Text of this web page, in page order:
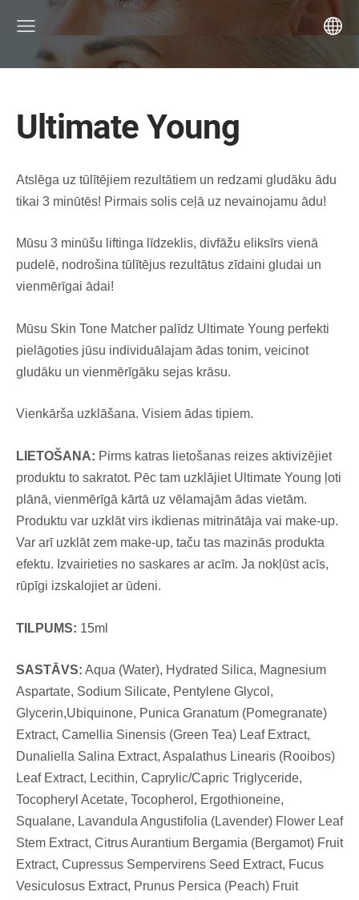
Ultimate Young
Atslēga uz tūlītējiem rezultātiem un redzami gludāku ādu
tikai 3 minūtēs! Pirmais solis ceļā uz nevainojamu ādu!
Mūsu 3 minūšu liftinga līdzeklis, divfāžu eliksīrs vienā
pudelē, nodrošina tūlītējus rezultātus zīdaini gludai un
vienmērīgai ādai!
Mūsu Skin Tone Matcher palīdz Ultimate Young perfekti
pielāgoties jūsu individuālajam ādas tonim, veicinot
gludāku un vienmērīgāku sejas krāsu.
Vienkārša uzklāšana. Visiem ādas tipiem.
LIETOŠANA: Pirms katras lietošanas reizes aktivizējiet
produktu to sakratot. Pēc tam uzklājiet Ultimate Young ļoti
plānā, vienmērīgā kārtā uz vēlamajām ādas vietām.
Produktu var uzklāt virs ikdienas mitrinātāja vai make-up.
Var arī uzklāt zem make-up, taču tas mazinās produkta
efektu. Izvairieties no saskares ar acīm. Ja nokļūst acīs,
rūpīgi izskalojiet ar ūdeni.
TILPUMS: 15ml
SASTĀVS: Aqua (Water), Hydrated Silica, Magnesium
Aspartate, Sodium Silicate, Pentylene Glycol,
Glycerin,Ubiquinone, Punica Granatum (Pomegranate)
Extract, Camellia Sinensis (Green Tea) Leaf Extract,
Dunaliella Salina Extract, Aspalathus Linearis (Rooibos)
Leaf Extract, Lecithin, Caprylic/Capric Triglyceride,
Tocopheryl Acetate, Tocopherol, Ergothioneine,
Squalane, Lavandula Angustifolia (Lavender) Flower Leaf
Stem Extract, Citrus Aurantium Bergamia (Bergamot) Fruit
Extract, Cupressus Sempervirens Seed Extract, Fucus
Vesiculosus Extract, Prunus Persica (Peach) Fruit